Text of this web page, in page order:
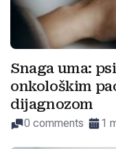
Snaga uma:
onkološkim
dijagnozom
0 comments 1